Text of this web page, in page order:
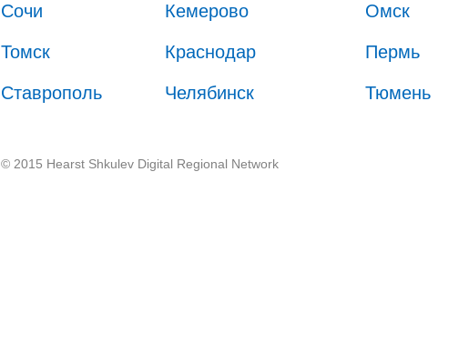
Сочи Кемерово Омск
Томск Краснодар Пермь
Ставрополь Челябинск Тюмень
© 2015 Hearst Shkulev Digital Regional Network